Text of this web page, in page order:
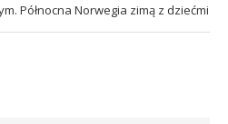
Północna Norwegia zimą z dziećmi